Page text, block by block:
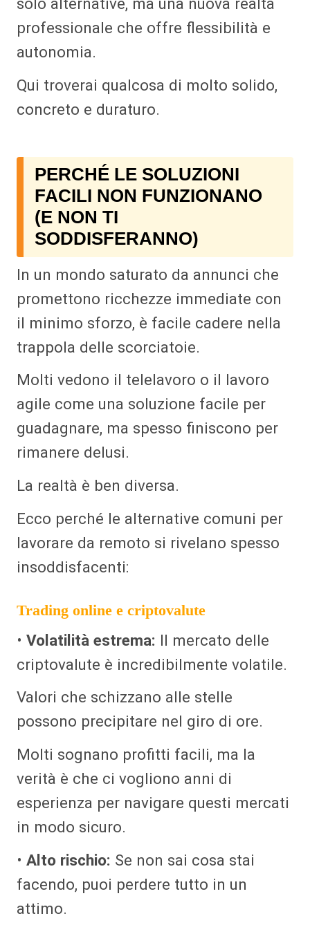
professionale che offre flessibilità e
autonomia.
Qui troverai qualcosa di molto solido,
concreto e duraturo.
PERCHÉ LE SOLUZIONI
FACILI NON FUNZIONANO
(E NON TI
SODDISFERANNO)
In un mondo saturato da annunci che
promettono ricchezze immediate con
il minimo sforzo, è facile cadere nella
trappola delle scorciatoie.
Molti vedono il telelavoro o il lavoro
agile come una soluzione facile per
guadagnare, ma spesso finiscono per
rimanere delusi.
La realtà è ben diversa.
Ecco perché le alternative comuni per
lavorare da remoto si rivelano spesso
insoddisfacenti:
Trading online e criptovalute
• Volatilità estrema: Il mercato delle
criptovalute è incredibilmente volatile.
Valori che schizzano alle stelle
possono precipitare nel giro di ore.
Molti sognano profitti facili, ma la
verità è che ci vogliono anni di
esperienza per navigare questi mercati
in modo sicuro.
• Alto rischio: Se non sai cosa stai
facendo, puoi perdere tutto in un
attimo.